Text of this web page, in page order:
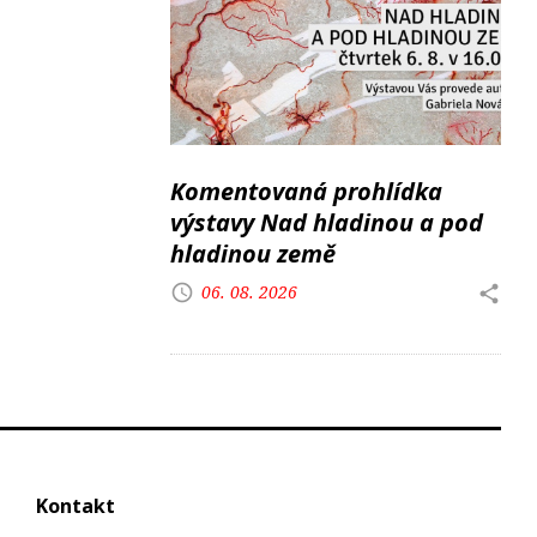
Komentovaná prohlídka
výstavy Nad hladinou a pod
hladinou země
06. 08. 2026
Kontakt